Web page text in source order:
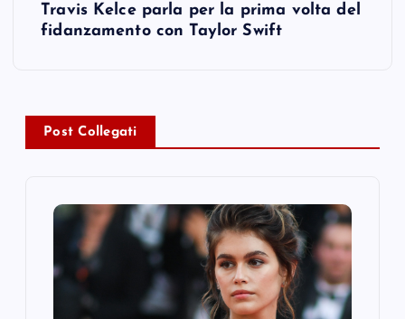
a
v
Travis Kelce parla per la prima volta del
fidanzamento con Taylor Swift
Post Collegati